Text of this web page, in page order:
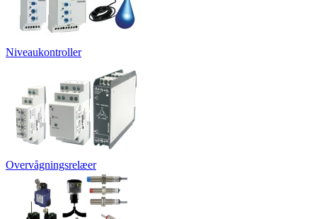
Niveaukontroller
Overvågningsrelæer